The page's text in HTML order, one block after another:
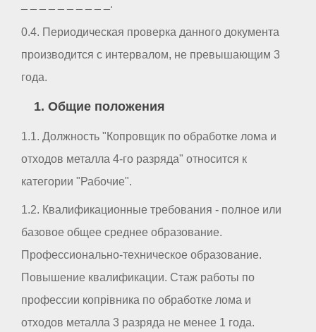
_ _ _ _ _ _ _ _ _ _.
0.4. Периодическая проверка данного документа
производится с интервалом, не превышающим 3
года.
1. Общие положения
1.1. Должность "Копровщик по обработке лома и
отходов металла 4-го разряда" относится к
категории "Рабочие".
1.2. Квалификационные требования - полное или
базовое общее среднее образование.
Профессионально-техническое образование.
Повышение квалификации. Стаж работы по
профессии копрівника по обработке лома и
отходов металла 3 разряда не менее 1 года.